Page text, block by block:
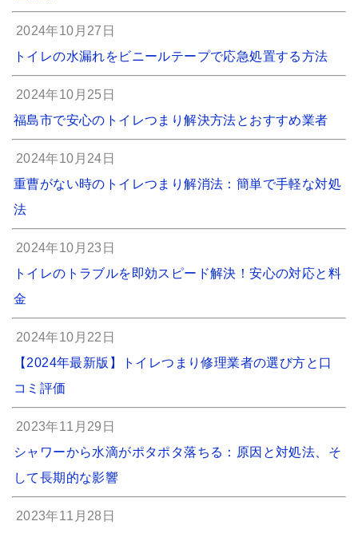
2024年10月27日
トイレの水漏れをビニールテープで応急処置する方法
2024年10月25日
福島市で安心のトイレつまり解決方法とおすすめ業者
2024年10月24日
重曹がない時のトイレつまり解消法：簡単で手軽な対処
法
2024年10月23日
トイレのトラブルを即効スピード解決！安心の対応と料
金
2024年10月22日
【2024年最新版】トイレつまり修理業者の選び方と口
コミ評価
2023年11月29日
シャワーから水滴がポタポタ落ちる：原因と対処法、そ
して長期的な影響
2023年11月28日